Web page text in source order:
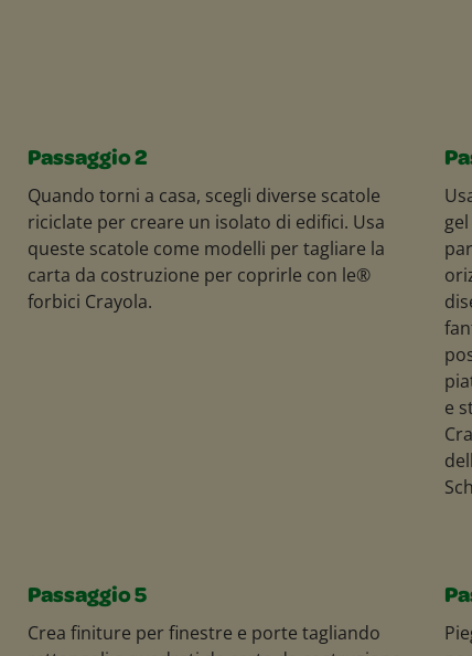
Passaggio 2
Quando torni a casa, scegli diverse scatole
riciclate per creare un isolato di edifici. Usa
queste scatole come modelli per tagliare la
carta da costruzione per coprirle con le®
forbici Crayola.
e
Passaggio 5
Crea finiture per finestre e porte tagliando